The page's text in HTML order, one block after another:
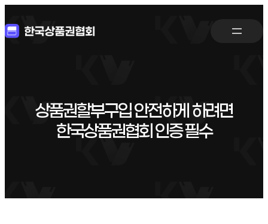
상품권할부구입 안전하게 하려면
한국상품권협회 인증 필수